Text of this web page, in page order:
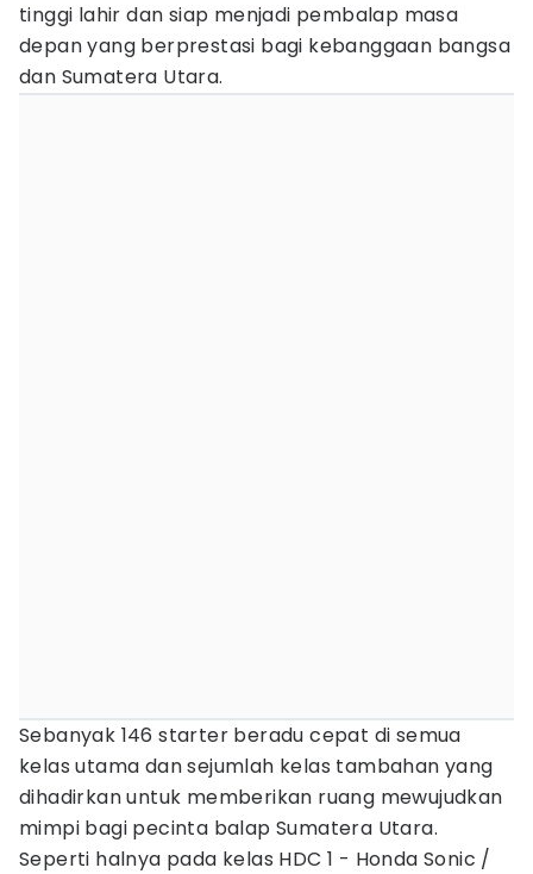
tinggi lahir dan siap menjadi pembalap masa
depan yang berprestasi bagi kebanggaan bangsa
dan Sumatera Utara.
Sebanyak 146 starter beradu cepat di semua
kelas utama dan sejumlah kelas tambahan yang
dihadirkan untuk memberikan ruang mewujudkan
mimpi bagi pecinta balap Sumatera Utara.
Seperti halnya pada kelas HDC 1 - Honda Sonic /